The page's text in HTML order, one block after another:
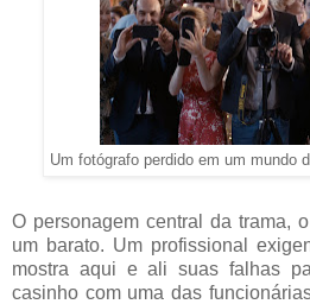
Um fotógrafo perdido em um mundo
O personagem central da trama,
um barato. Um profissional
mostra aqui e ali suas falhas
casinho com uma das